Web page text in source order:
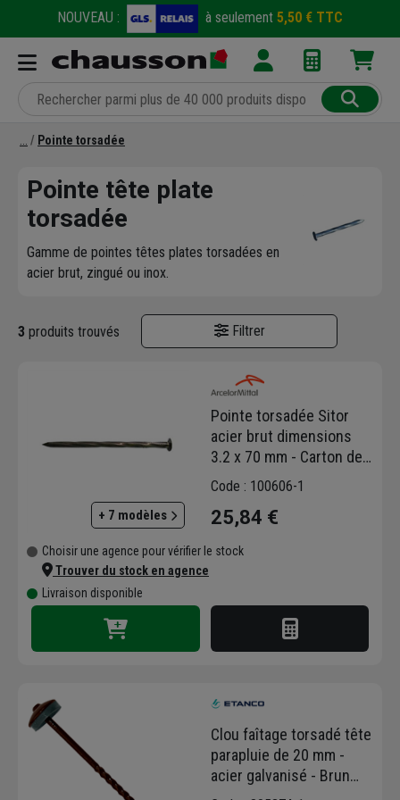
NOUVEAU : à seulement 5,50 € TTC
Pointe torsadée
Pointe tête plate
torsadée
Gamme de pointes têtes plates torsadées en
acier brut, zingué ou inox.
3 produits trouvés Filtrer
+ 7 modèles
Pointe torsadée Sitor
acier brut dimensions
3.2 x 70 mm - Carton de
5 kg
Code : 100606-1
25,84 €
Choisir une agence pour vérifier le stock
Trouver du stock en agence
Livraison disponible
Clou faîtage torsadé tête
parapluie de 20 mm -
acier galvanisé - Brun
chocolat RAL 8017 - 3,8 x